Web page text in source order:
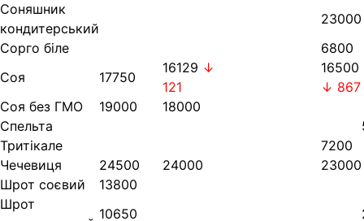
Соняшник
кондитерський
23000
Сорго біле
6800
Соя
17750
16129 ↓
121
16500
↓ 867
Соя без ГМО
19000
18000
Спельта
Тритікале
7200
Чечевиця
24500 24000
23000
Шрот соєвий
13800
Шрот
10650